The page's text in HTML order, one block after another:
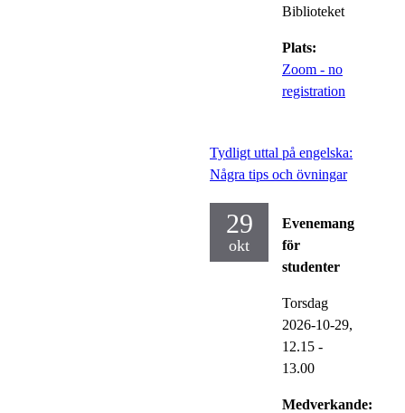
Biblioteket
Plats:
Zoom - no
registration
Tydligt uttal på engelska:
Några tips och övningar
29
okt
Evenemang
för
studenter
Torsdag
2026-10-29,
12.15 -
13.00
Medverkande: